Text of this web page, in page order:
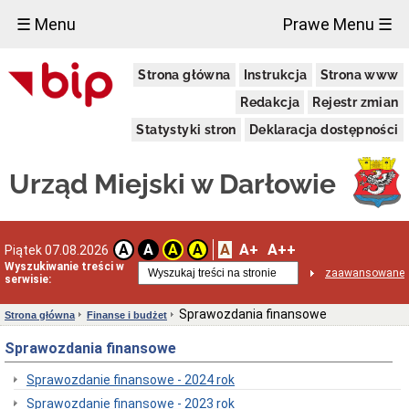
☰ Menu Prawe Menu ☰
Strona główna Instrukcja
Strona www
Redakcja
Rejestr zmian
Statystyki stron
Deklaracja dostępności
Urząd Miejski w Darłowie
Piątek 07.08.2026 A A A A A A+ A++
Wyszukiwanie treści w
serwisie:
zaawansowane
Urząd
Miejski
Dane
otwarcia
Regulamin
Urzędu
Referaty
Samodzielne
Stanowiska
Oświadczenia
majątkowe
Standardy
Ochrony
Strona główna Finanse i budżet Sprawozdania finansowe
Sprawozdania finansowe
Sprawozdanie finansowe - 2024 rok
Sprawozdanie finansowe - 2023 rok
×